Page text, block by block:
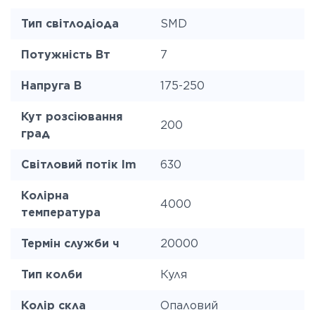
Тип світлодіода SMD
Потужність Вт 7
Напруга В 175-250
Кут розсіювання
град
200
Світловий потік lm 630
Колірна
температура
4000
Термін служби ч 20000
Тип колби Куля
Колір скла Опаловий